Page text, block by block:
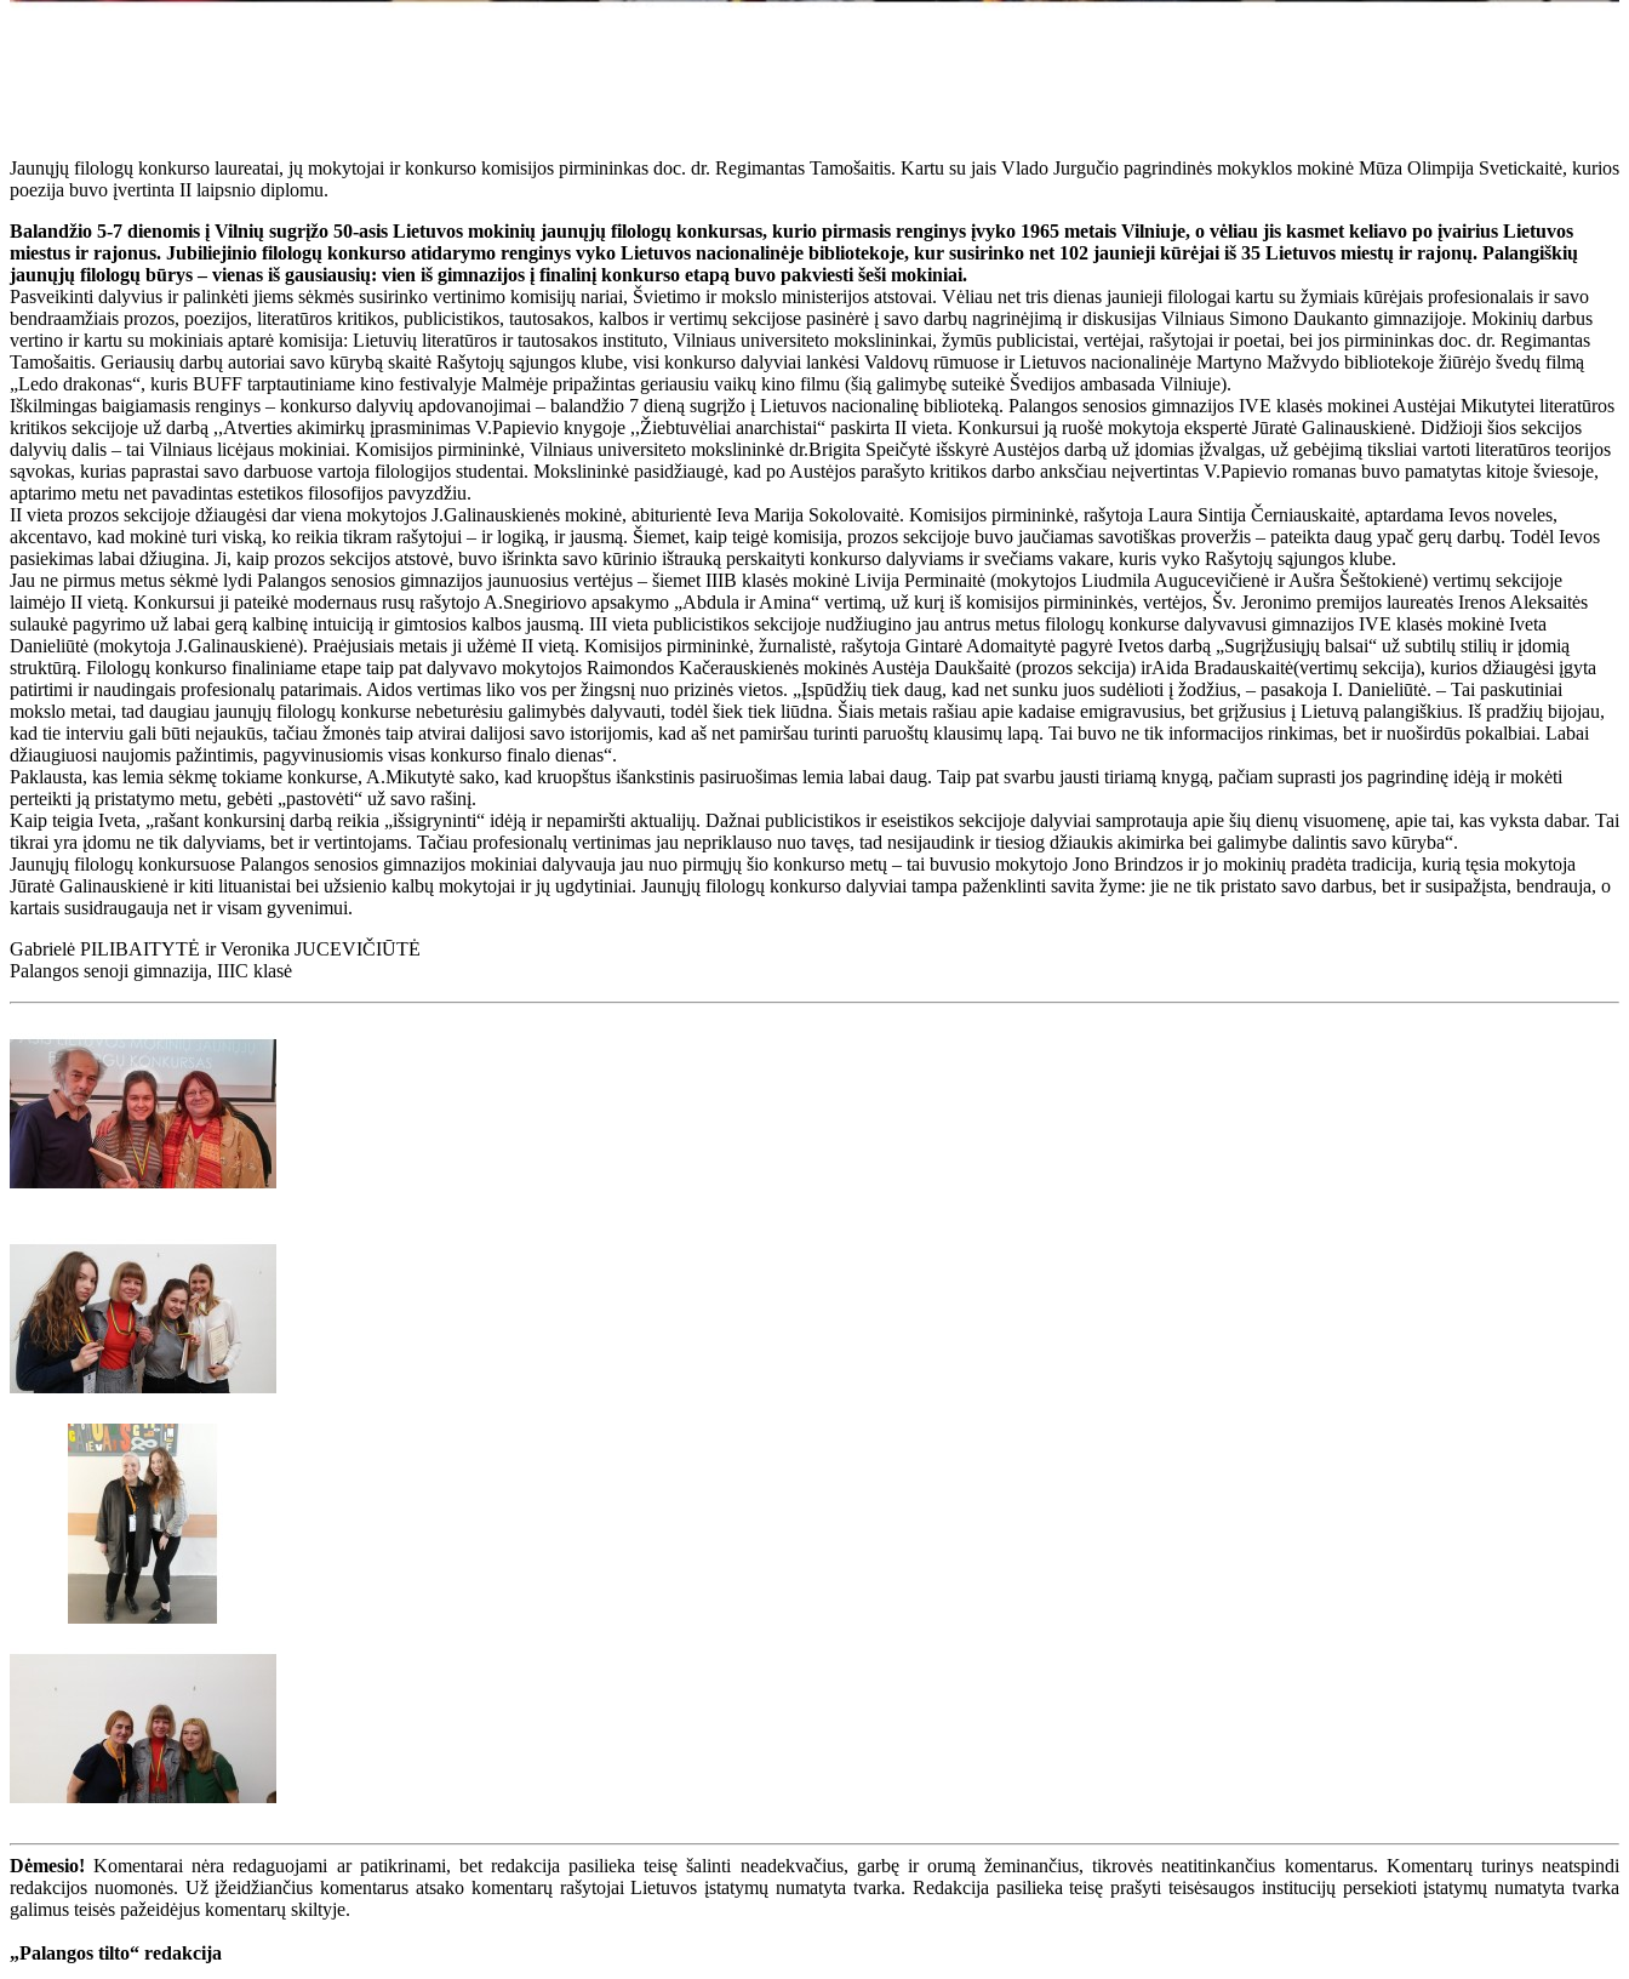
Jaunųjų filologų konkurso laureatai, jų mokytojai ir konkurso komisijos pirmininkas doc. dr. Regimantas Tamošaitis. Kartu su jais Vlado Jurgučio pagrindinės mokyklos mokinė Mūza Olimpija Svetickaitė, kurios
poezija buvo įvertinta II laipsnio diplomu.
Balandžio 5-7 dienomis į Vilnių sugrįžo 50-asis Lietuvos mokinių jaunųjų filologų konkursas, kurio pirmasis renginys įvyko 1965 metais Vilniuje, o vėliau jis kasmet keliavo po įvairius Lietuvos
miestus ir rajonus. Jubiliejinio filologų konkurso atidarymo renginys vyko Lietuvos nacionalinėje bibliotekoje, kur susirinko net 102 jaunieji kūrėjai iš 35 Lietuvos miestų ir rajonų. Palangiškių
jaunųjų filologų būrys – vienas iš gausiausių: vien iš gimnazijos į finalinį konkurso etapą buvo pakviesti šeši mokiniai.
Pasveikinti dalyvius ir palinkėti jiems sėkmės susirinko vertinimo komisijų nariai, Švietimo ir mokslo ministerijos atstovai. Vėliau net tris dienas jaunieji filologai kartu su žymiais kūrėjais profesionalais ir savo
bendraamžiais prozos, poezijos, literatūros kritikos, publicistikos, tautosakos, kalbos ir vertimų sekcijose pasinėrė į savo darbų nagrinėjimą ir diskusijas Vilniaus Simono Daukanto gimnazijoje. Mokinių darbus
vertino ir kartu su mokiniais aptarė komisija: Lietuvių literatūros ir tautosakos instituto, Vilniaus universiteto mokslininkai, žymūs publicistai, vertėjai, rašytojai ir poetai, bei jos pirmininkas doc. dr. Regimantas
Tamošaitis. Geriausių darbų autoriai savo kūrybą skaitė Rašytojų sąjungos klube, visi konkurso dalyviai lankėsi Valdovų rūmuose ir Lietuvos nacionalinėje Martyno Mažvydo bibliotekoje žiūrėjo švedų filmą
„Ledo drakonas“, kuris BUFF tarptautiniame kino festivalyje Malmėje pripažintas geriausiu vaikų kino filmu (šią galimybę suteikė Švedijos ambasada Vilniuje).
Iškilmingas baigiamasis renginys – konkurso dalyvių apdovanojimai – balandžio 7 dieną sugrįžo į Lietuvos nacionalinę biblioteką. Palangos senosios gimnazijos IVE klasės mokinei Austėjai Mikutytei literatūros
kritikos sekcijoje už darbą ,,Atverties akimirkų įprasminimas V.Papievio knygoje ,,Žiebtuvėliai anarchistai“ paskirta II vieta. Konkursui ją ruošė mokytoja ekspertė Jūratė Galinauskienė. Didžioji šios sekcijos
dalyvių dalis – tai Vilniaus licėjaus mokiniai. Komisijos pirmininkė, Vilniaus universiteto mokslininkė dr.Brigita Speičytė išskyrė Austėjos darbą už įdomias įžvalgas, už gebėjimą tiksliai vartoti literatūros teorijos
sąvokas, kurias paprastai savo darbuose vartoja filologijos studentai. Mokslininkė pasidžiaugė, kad po Austėjos parašyto kritikos darbo anksčiau neįvertintas V.Papievio romanas buvo pamatytas kitoje šviesoje,
aptarimo metu net pavadintas estetikos filosofijos pavyzdžiu.
II vieta prozos sekcijoje džiaugėsi dar viena mokytojos J.Galinauskienės mokinė, abiturientė Ieva Marija Sokolovaitė. Komisijos pirmininkė, rašytoja Laura Sintija Černiauskaitė, aptardama Ievos noveles,
akcentavo, kad mokinė turi viską, ko reikia tikram rašytojui – ir logiką, ir jausmą. Šiemet, kaip teigė komisija, prozos sekcijoje buvo jaučiamas savotiškas proveržis – pateikta daug ypač gerų darbų. Todėl Ievos
pasiekimas labai džiugina. Ji, kaip prozos sekcijos atstovė, buvo išrinkta savo kūrinio ištrauką perskaityti konkurso dalyviams ir svečiams vakare, kuris vyko Rašytojų sąjungos klube.
Jau ne pirmus metus sėkmė lydi Palangos senosios gimnazijos jaunuosius vertėjus – šiemet IIIB klasės mokinė Livija Perminaitė (mokytojos Liudmila Augucevičienė ir Aušra Šeštokienė) vertimų sekcijoje
laimėjo II vietą. Konkursui ji pateikė modernaus rusų rašytojo A.Snegiriovo apsakymo „Abdula ir Amina“ vertimą, už kurį iš komisijos pirmininkės, vertėjos, Šv. Jeronimo premijos laureatės Irenos Aleksaitės
sulaukė pagyrimo už labai gerą kalbinę intuiciją ir gimtosios kalbos jausmą. III vieta publicistikos sekcijoje nudžiugino jau antrus metus filologų konkurse dalyvavusi gimnazijos IVE klasės mokinė Iveta
Danieliūtė (mokytoja J.Galinauskienė). Praėjusiais metais ji užėmė II vietą. Komisijos pirmininkė, žurnalistė, rašytoja Gintarė Adomaitytė pagyrė Ivetos darbą „Sugrįžusiųjų balsai“ už subtilų stilių ir įdomią
struktūrą. Filologų konkurso finaliniame etape taip pat dalyvavo mokytojos Raimondos Kačerauskienės mokinės Austėja Daukšaitė (prozos sekcija) irAida Bradauskaitė(vertimų sekcija), kurios džiaugėsi įgyta
patirtimi ir naudingais profesionalų patarimais. Aidos vertimas liko vos per žingsnį nuo prizinės vietos. „Įspūdžių tiek daug, kad net sunku juos sudėlioti į žodžius, – pasakoja I. Danieliūtė. – Tai paskutiniai
mokslo metai, tad daugiau jaunųjų filologų konkurse nebeturėsiu galimybės dalyvauti, todėl šiek tiek liūdna. Šiais metais rašiau apie kadaise emigravusius, bet grįžusius į Lietuvą palangiškius. Iš pradžių bijojau,
kad tie interviu gali būti nejaukūs, tačiau žmonės taip atvirai dalijosi savo istorijomis, kad aš net pamiršau turinti paruoštų klausimų lapą. Tai buvo ne tik informacijos rinkimas, bet ir nuoširdūs pokalbiai. Labai
džiaugiuosi naujomis pažintimis, pagyvinusiomis visas konkurso finalo dienas“.
Paklausta, kas lemia sėkmę tokiame konkurse, A.Mikutytė sako, kad kruopštus išankstinis pasiruošimas lemia labai daug. Taip pat svarbu jausti tiriamą knygą, pačiam suprasti jos pagrindinę idėją ir mokėti
perteikti ją pristatymo metu, gebėti „pastovėti“ už savo rašinį.
Kaip teigia Iveta, „rašant konkursinį darbą reikia „išsigryninti“ idėją ir nepamiršti aktualijų. Dažnai publicistikos ir eseistikos sekcijoje dalyviai samprotauja apie šių dienų visuomenę, apie tai, kas vyksta dabar. Tai
tikrai yra įdomu ne tik dalyviams, bet ir vertintojams. Tačiau profesionalų vertinimas jau nepriklauso nuo tavęs, tad nesijaudink ir tiesiog džiaukis akimirka bei galimybe dalintis savo kūryba“.
Jaunųjų filologų konkursuose Palangos senosios gimnazijos mokiniai dalyvauja jau nuo pirmųjų šio konkurso metų – tai buvusio mokytojo Jono Brindzos ir jo mokinių pradėta tradicija, kurią tęsia mokytoja
Jūratė Galinauskienė ir kiti lituanistai bei užsienio kalbų mokytojai ir jų ugdytiniai. Jaunųjų filologų konkurso dalyviai tampa paženklinti savita žyme: jie ne tik pristato savo darbus, bet ir susipažįsta, bendrauja, o
kartais susidraugauja net ir visam gyvenimui.
Gabrielė PILIBAITYTĖ ir Veronika JUCEVIČIŪTĖ
Palangos senoji gimnazija, IIIC klasė
Dėmesio! Komentarai nėra redaguojami ar patikrinami, bet redakcija pasilieka teisę šalinti neadekvačius, garbę ir orumą žeminančius, tikrovės neatitinkančius komentarus. Komentarų turinys neatspindi
redakcijos nuomonės. Už įžeidžiančius komentarus atsako komentarų rašytojai Lietuvos įstatymų numatyta tvarka. Redakcija pasilieka teisę prašyti teisėsaugos institucijų persekioti įstatymų numatyta tvarka
galimus teisės pažeidėjus komentarų skiltyje.
„Palangos tilto“ redakcija